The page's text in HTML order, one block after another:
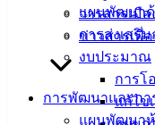
แผนพัฒนาด้
การส่งเสริ
งบประมาณ
การโ
แก้ไข
วารสารเมื
ข่าวสารเพื่
การพัฒนาและกา
แผนพัฒนา
ประชาชน
ดาวน์โหลด
ฟอร์ม,